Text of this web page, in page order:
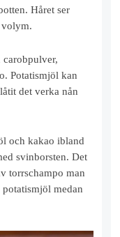
Håret ser
volym.
carobpulver,
Potatismjöl kan
det verka nån
och kakao ibland
svinborsten. Det
torrschampo man
medan